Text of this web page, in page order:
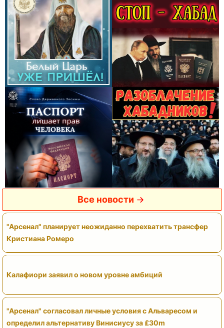
Все новости
"Арсенал" планирует неожиданно перехватить трансфер
Кристиана Ромеро
Калафиори заявил о новом уровне амбиций
"Арсенал" согласовал личные условия с Альваресом и
определил альтернативу Винисиусу за £30m